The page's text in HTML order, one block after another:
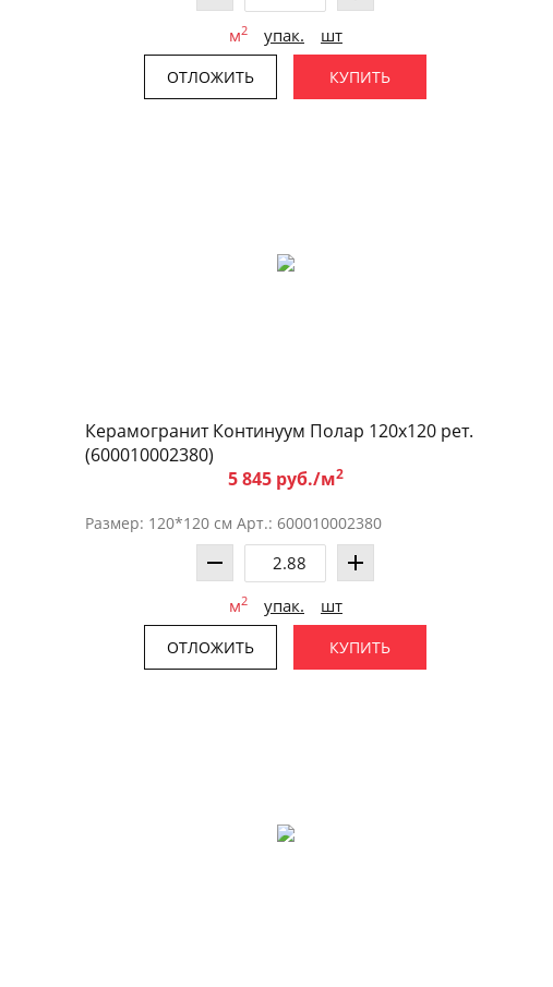
м2 упак. шт
ОТЛОЖИТЬ КУПИТЬ
Керамогранит Континуум Полар 120x120 рет.
(600010002380)
5 845 руб./м2
Размер: 120*120 см Арт.: 600010002380
м2 упак. шт
ОТЛОЖИТЬ КУПИТЬ